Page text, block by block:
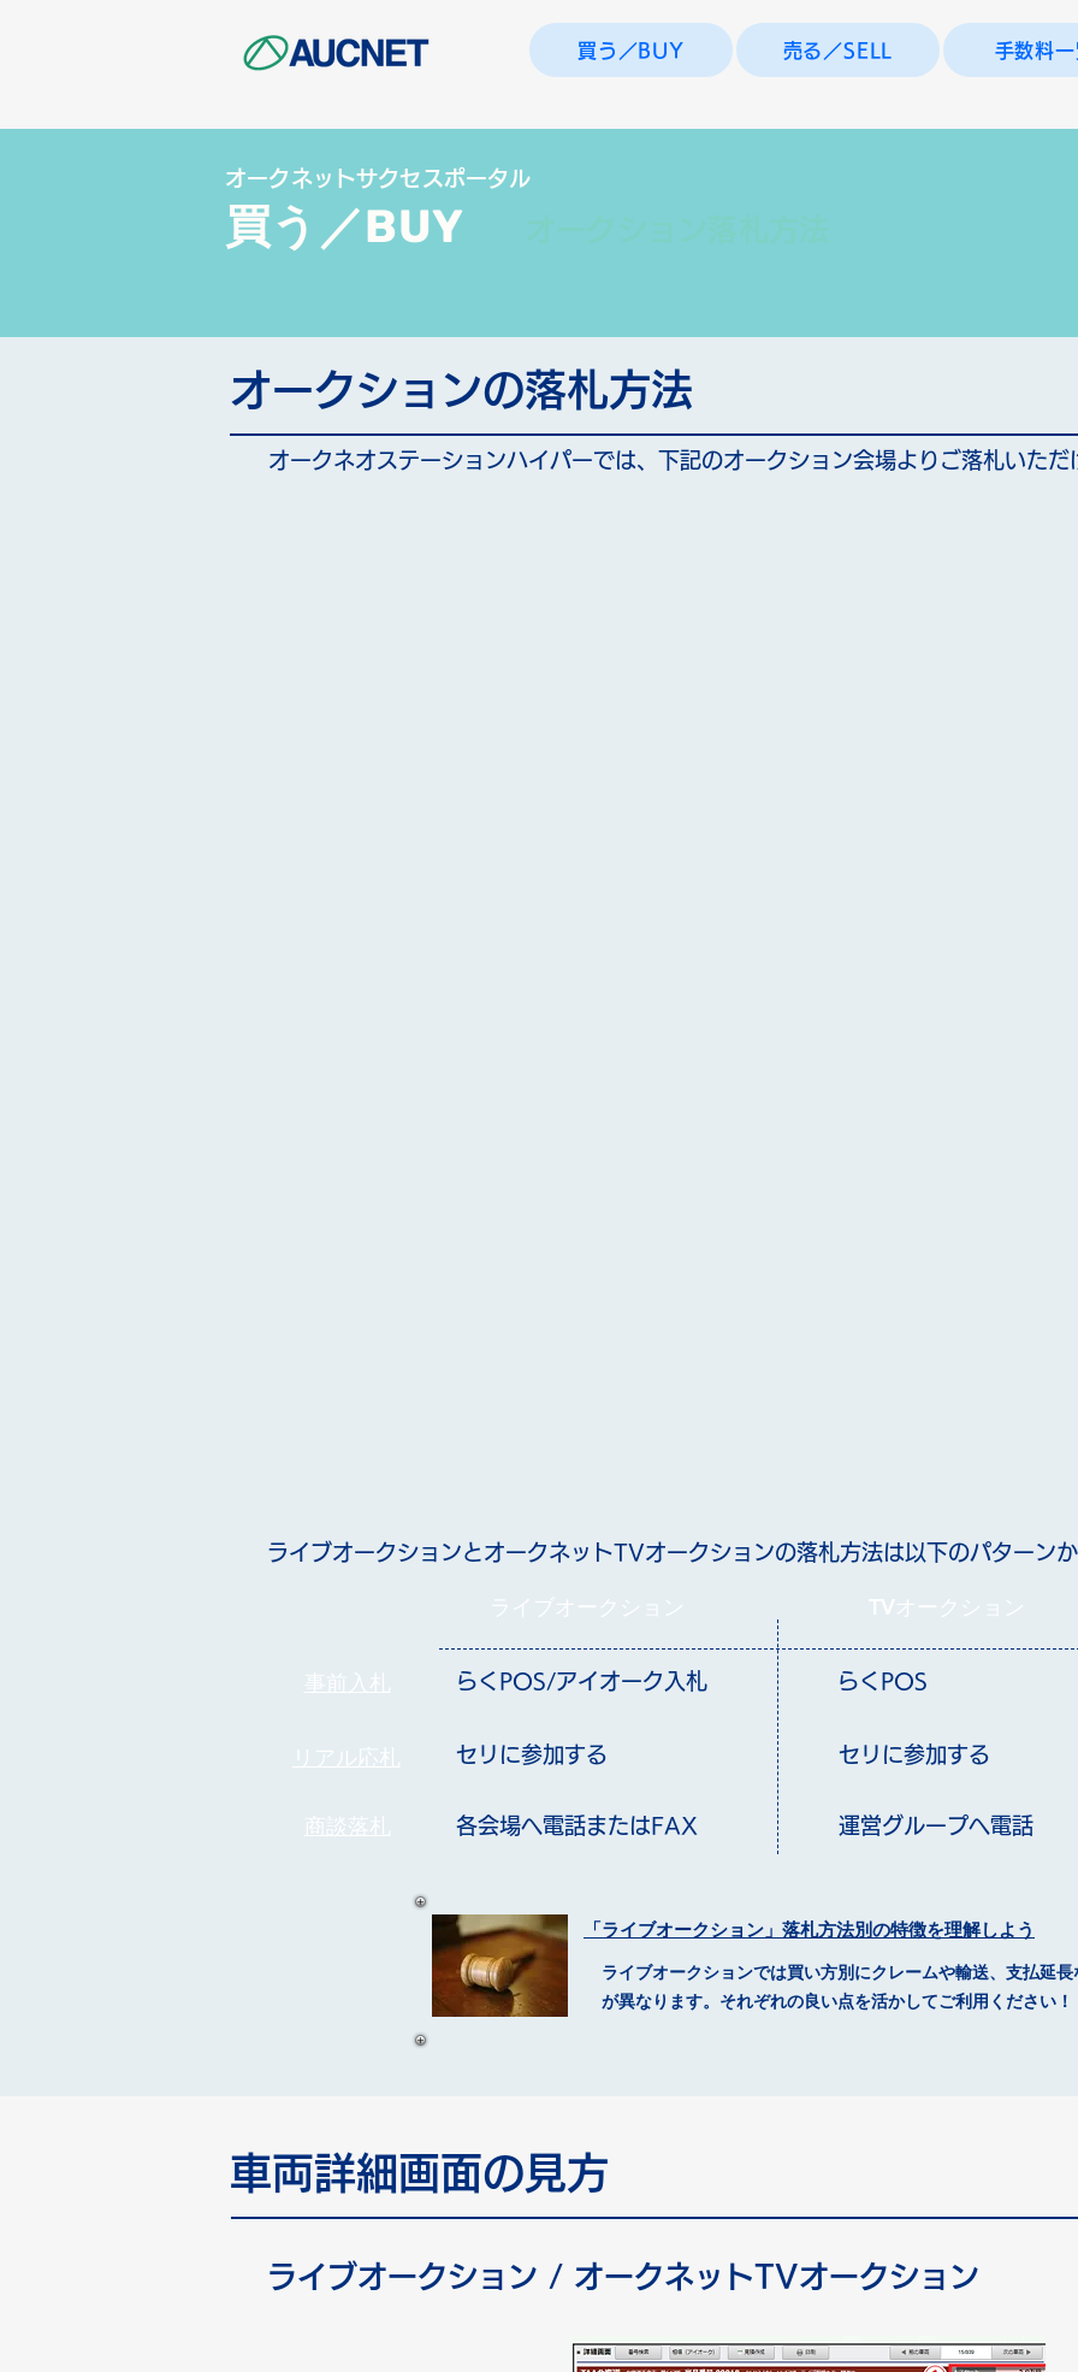
買う／BUY 売る／SELL 手数料
オークネットサクセスポータル
買う／BUY
オークションの落札方法
オークネオステーションハイパーでは、下記のオークション会場よりご落札いただ
ライブオークションとオークネットTVオークションの落札方法は以下のパターン
事前入札
​リアル応札
商談落札
ライブオークション
セリに参加する
らくPOS/アイオーク 入札
各会場へ電話またはFAX
TVオークション
運営グループへ電話
セリに参加する
らくPOS
​「ライブオークション」落札方法別の特徴を理解しよう
ライブオークションでは買い方別にクレームや輸送、支払延
が異なります。それぞれの良い点を活かしてご利用ください！
車両詳細画面の見方
ライブオークション / オークネットTVオークション